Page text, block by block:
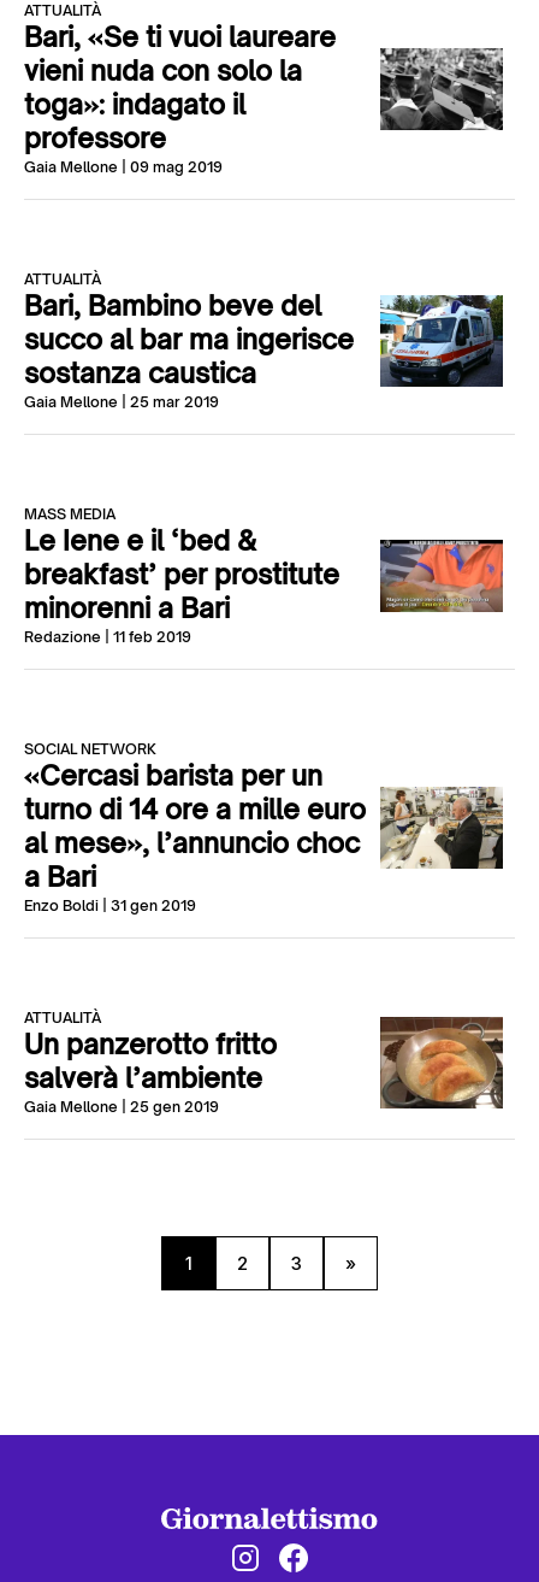
ATTUALITÀ
Bari, «Se ti vuoi laureare
vieni nuda con solo la
toga»: indagato il
professore
Gaia Mellone | 09 mag 2019
ATTUALITÀ
Bari, Bambino beve del
succo al bar ma ingerisce
sostanza caustica
Gaia Mellone | 25 mar 2019
MASS MEDIA
Le Iene e il ‘bed &
breakfast’ per prostitute
minorenni a Bari
Redazione | 11 feb 2019
SOCIAL NETWORK
«Cercasi barista per un
turno di 14 ore a mille euro
al mese», l’annuncio choc
a Bari
Enzo Boldi | 31 gen 2019
ATTUALITÀ
Un panzerotto fritto
salverà l’ambiente
Gaia Mellone | 25 gen 2019
1 2 3 »